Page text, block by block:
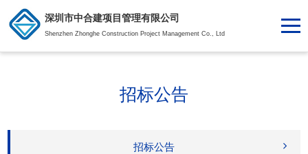
深圳市中合建项目管理有限公司
Shenzhen Zhonghe Construction Project Management Co., Ltd
招标公告
招标公告